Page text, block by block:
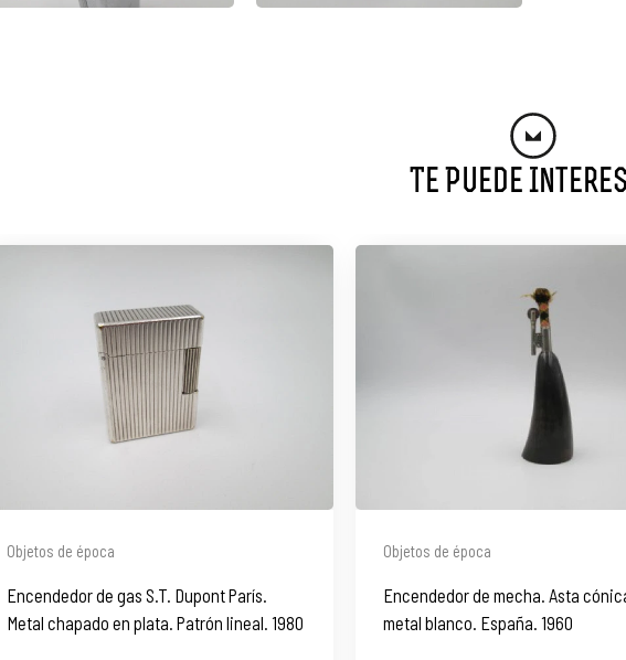
Te Puede
Objetos de época
Encendedor de gas S.T. Dupont París.
Metal chapado en plata. Patrón lineal. 1980
Objetos de época
Encendedor de mecha. Asta
metal blanco. España. 1960